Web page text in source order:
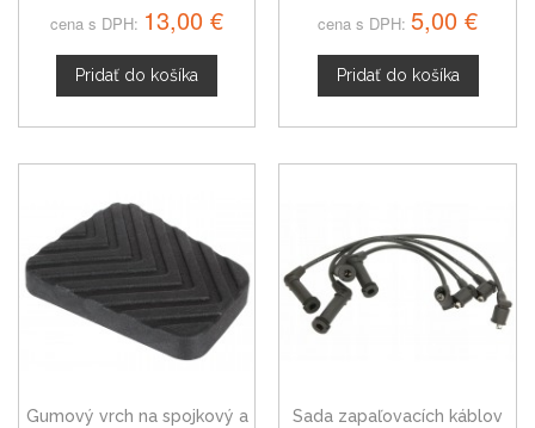
9601842680
cena s DPH: 13,00 €
Pridať do košíka
cena s DPH: 5,00 €
Pridať do košíka
Gumový vrch na spojkový a
Sada zapaľovacích káblov